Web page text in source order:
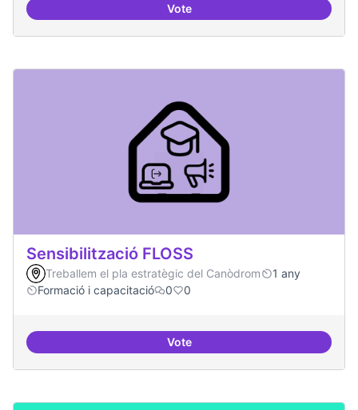
VoteServei estable de migració al
Sensibilització FLOSS
Treballem el pla estratègic del Canòdrom
1 any
Formació i capacitació
0 0
VoteSensibilització FLOSS